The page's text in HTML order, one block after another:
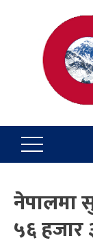
नेपालमा
५६